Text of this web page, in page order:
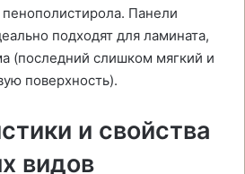
пенополистирола. Панели
подходят для ламината,
(последний слишком мягкий и
поверхность).
и свойства
видов